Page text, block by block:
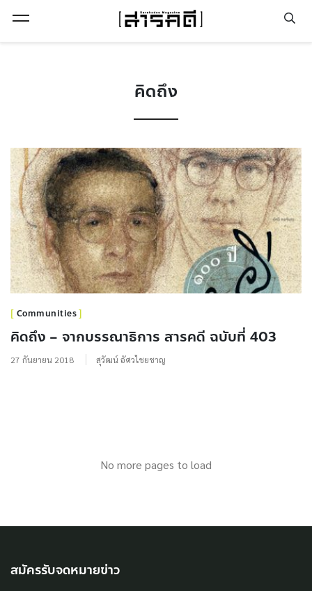
คิดถึง
Communities
คิดถึง – จากบรรณาธิการ สารคดี ฉบับที่ 403
27 กันยายน 2018 สุวัฒน์ อัศวไชยชาญ
No more pages to load
สมัครรับจดหมายข่าว